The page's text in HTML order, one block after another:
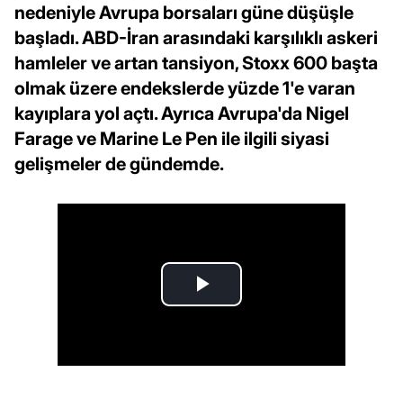
nedeniyle Avrupa borsaları güne düşüşle
başladı. ABD-İran arasındaki karşılıklı askeri
hamleler ve artan tansiyon, Stoxx 600 başta
olmak üzere endekslerde yüzde 1'e varan
kayıplara yol açtı. Ayrıca Avrupa'da Nigel
Farage ve Marine Le Pen ile ilgili siyasi
gelişmeler de gündemde.